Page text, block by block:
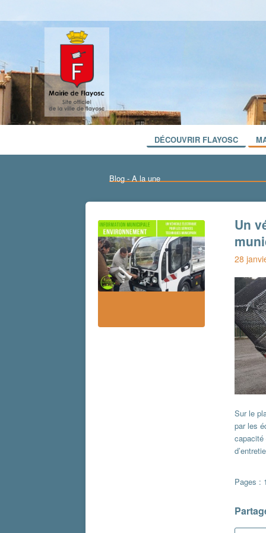
DÉCOUVRIR FLAYOSC
Blog - A la une
Un
28
Sur le
par les
Pages : 1